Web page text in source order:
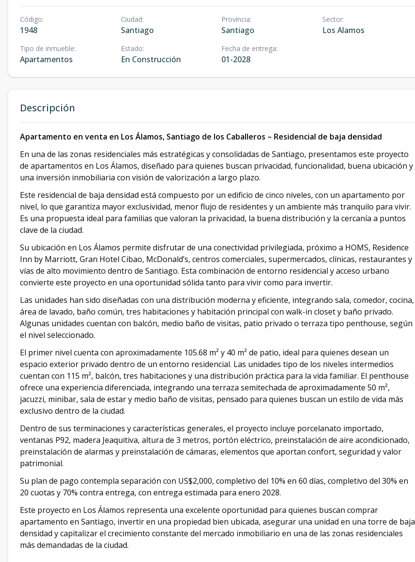
Código:
1948
Ciudad:
Santiago
Provincia:
Santiago
Sector:
Los Alamos
Tipo de inmueble:
Apartamentos
Estado:
En Construcción
Fecha de entrega:
01-2028
Descripción
Apartamento en venta en Los Álamos, Santiago de los Caballeros – Residencial de baja densidad
En una de las zonas residenciales más estratégicas y consolidadas de Santiago, presentamos este proyecto
de apartamentos en Los Álamos, diseñado para quienes buscan privacidad, funcionalidad, buena ubicación y
una inversión inmobiliaria con visión de valorización a largo plazo.
Este residencial de baja densidad está compuesto por un edificio de cinco niveles, con un apartamento por
nivel, lo que garantiza mayor exclusividad, menor flujo de residentes y un ambiente más tranquilo para vivir.
Es una propuesta ideal para familias que valoran la privacidad, la buena distribución y la cercanía a puntos
clave de la ciudad.
Su ubicación en Los Álamos permite disfrutar de una conectividad privilegiada, próximo a HOMS, Residence
Inn by Marriott, Gran Hotel Cibao, McDonald’s, centros comerciales, supermercados, clínicas, restaurantes y
vías de alto movimiento dentro de Santiago. Esta combinación de entorno residencial y acceso urbano
convierte este proyecto en una oportunidad sólida tanto para vivir como para invertir.
Las unidades han sido diseñadas con una distribución moderna y eficiente, integrando sala, comedor, cocina,
área de lavado, baño común, tres habitaciones y habitación principal con walk-in closet y baño privado.
Algunas unidades cuentan con balcón, medio baño de visitas, patio privado o terraza tipo penthouse, según
el nivel seleccionado.
El primer nivel cuenta con aproximadamente 105.68 m² y 40 m² de patio, ideal para quienes desean un
espacio exterior privado dentro de un entorno residencial. Las unidades tipo de los niveles intermedios
cuentan con 115 m², balcón, tres habitaciones y una distribución práctica para la vida familiar. El penthouse
ofrece una experiencia diferenciada, integrando una terraza semitechada de aproximadamente 50 m²,
jacuzzi, minibar, sala de estar y medio baño de visitas, pensado para quienes buscan un estilo de vida más
exclusivo dentro de la ciudad.
Dentro de sus terminaciones y características generales, el proyecto incluye porcelanato importado,
ventanas P92, madera Jeaquitiva, altura de 3 metros, portón eléctrico, preinstalación de aire acondicionado,
preinstalación de alarmas y preinstalación de cámaras, elementos que aportan confort, seguridad y valor
patrimonial.
Su plan de pago contempla separación con US$2,000, completivo del 10% en 60 días, completivo del 30% en
20 cuotas y 70% contra entrega, con entrega estimada para enero 2028.
Este proyecto en Los Álamos representa una excelente oportunidad para quienes buscan comprar
apartamento en Santiago, invertir en una propiedad bien ubicada, asegurar una unidad en una torre de baja
densidad y capitalizar el crecimiento constante del mercado inmobiliario en una de las zonas residenciales
más demandadas de la ciudad.